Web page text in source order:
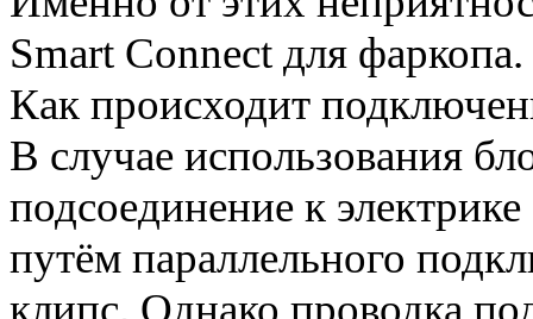
Smart Connect для фаркопа.
Как происходит
В случае использования
подсоединение к
путём параллельного
клипс. Однако проводка